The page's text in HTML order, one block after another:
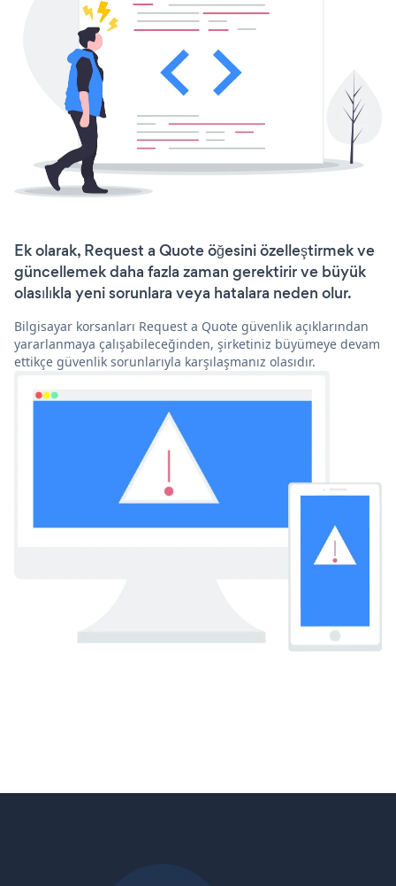
Ek olarak, Request a Quote öğesini özelleştirmek ve
güncellemek daha fazla zaman gerektirir ve büyük
olasılıkla yeni sorunlara veya hatalara neden olur.
Bilgisayar korsanları Request a Quote güvenlik açıklarından
yararlanmaya çalışabileceğinden, şirketiniz büyümeye devam
ettikçe güvenlik sorunlarıyla karşılaşmanız olasıdır.